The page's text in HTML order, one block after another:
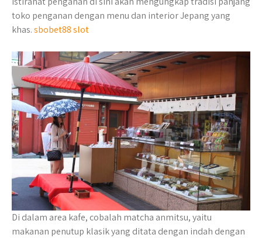
toko penganan dengan menu dan interior Jepang yang
khas.sbobet88 slot
Di dalam area kafe, cobalah matcha anmitsu, yaitu
makanan penutup klasik yang ditata dengan indah dengan